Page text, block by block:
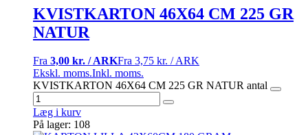
KVISTKARTON 46X64 CM 225 GR
NATUR
Fra 3,00 kr. / ARKFra 3,75 kr. / ARK
Ekskl. moms.Inkl. moms.
KVISTKARTON 46X64 CM 225 GR NATUR antal
Læg i kurv
På lager: 108